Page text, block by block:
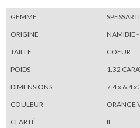
GEMME
ORIGINE
NAMIBIE
TAILLE
COEUR
POIDS
1.32
DIMENSIONS
7.4 x 6.4 x
COULEUR
ORANGE
CLARTÉ
IF